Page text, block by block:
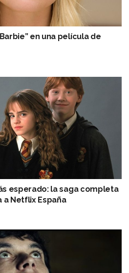
en una película de
esperado: la saga completa
a Netflix España